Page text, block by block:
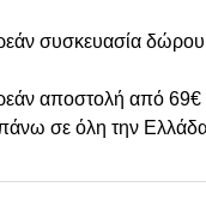
συσκευασία δώρου
αποστολή από 69€
σε όλη την